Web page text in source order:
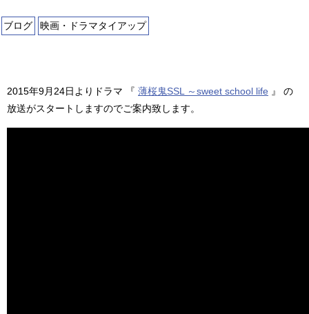
ブログ 映画・ドラマタイアップ
2015年9月24日よりドラマ 『 薄桜鬼SSL ～sweet school life 』 の
放送がスタートしますのでご案内致します。